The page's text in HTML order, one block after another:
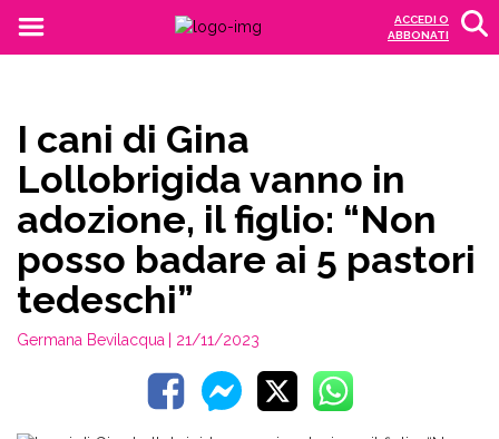
ACCEDI O
ABBONATI
I cani di Gina
Lollobrigida vanno in
adozione, il figlio: “Non
posso badare ai 5 pastori
tedeschi”
Germana Bevilacqua | 21/11/2023